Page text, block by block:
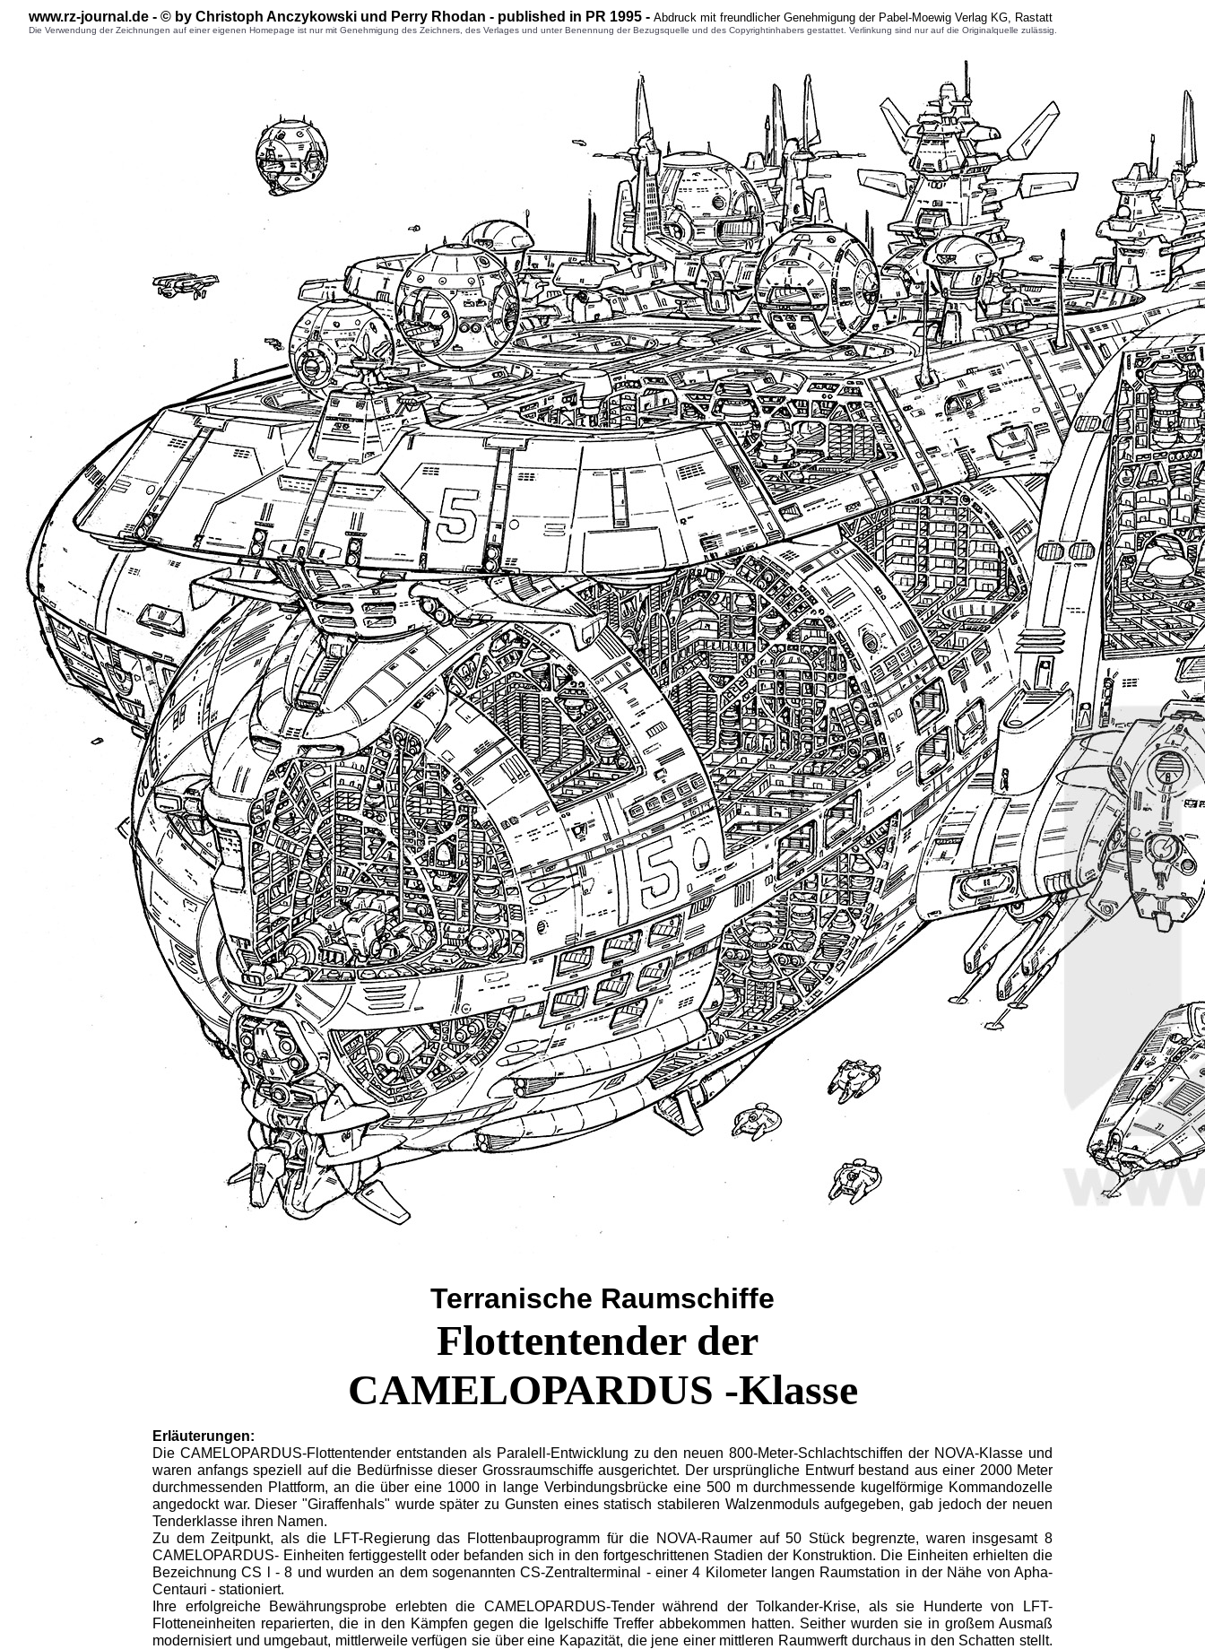
www.rz-journal.de - © by Christoph Anczykowski und Perry Rhodan - published in PR 1995 - Abdruck mit freundlicher Genehmigung der Pabel-Moewig Verlag KG, Rastatt
Die Verwendung der Zeichnungen auf einer eigenen Homepage ist nur mit Genehmigung des Zeichners, des Verlages und unter Benennung der Bezugsquelle und des Copyrightinhabers gestattet. Verlinkung sind nur auf die Originalquelle zulässig.
Terranische Raumschiffe
Flottentender der
CAMELOPARDUS -Klasse
Erläuterungen:
Die CAMELOPARDUS-Flottentender entstanden als Paralell-Entwicklung zu den neuen 800-Meter-Schlachtschiffen der NOVA-Klasse und
waren anfangs speziell auf die Bedürfnisse dieser Grossraumschiffe ausgerichtet. Der ursprüngliche Entwurf bestand aus einer 2000 Meter
durchmessenden Plattform, an die über eine 1000 in lange Verbindungsbrücke eine 500 m durchmessende kugelförmige Kommandozelle
angedockt war. Dieser "Giraffenhals" wurde später zu Gunsten eines statisch stabileren Walzenmoduls aufgegeben, gab jedoch der neuen
Tenderklasse ihren Namen.
Zu dem Zeitpunkt, als die LFT-Regierung das Flottenbauprogramm für die NOVA-Raumer auf 50 Stück begrenzte, waren insgesamt 8
CAMELOPARDUS- Einheiten fertiggestellt oder befanden sich in den fortgeschrittenen Stadien der Konstruktion. Die Einheiten erhielten die
Bezeichnung CS l - 8 und wurden an dem sogenannten CS-Zentralterminal - einer 4 Kilometer langen Raumstation in der Nähe von Apha-
Centauri - stationiert.
Ihre erfolgreiche Bewährungsprobe erlebten die CAMELOPARDUS-Tender während der Tolkander-Krise, als sie Hunderte von LFT-
Flotteneinheiten reparierten, die in den Kämpfen gegen die Igelschiffe Treffer abbekommen hatten. Seither wurden sie in großem Ausmaß
modernisiert und umgebaut, mittlerweile verfügen sie über eine Kapazität, die jene einer mittleren Raumwerft durchaus in den Schatten stellt.